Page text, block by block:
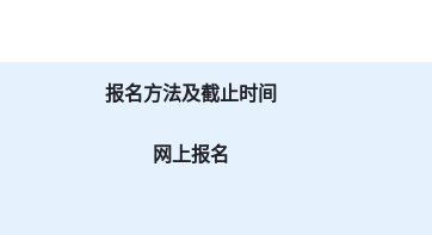
报名方法及截止时间
网上报名